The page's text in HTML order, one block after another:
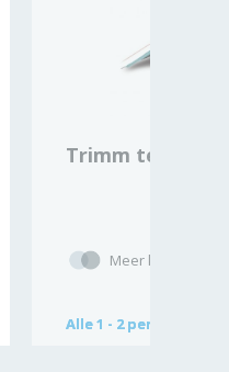
Trimm tent Duo
Meer kleuren/
Alle1 - 2 persoons
Alle1 - 2 persoons